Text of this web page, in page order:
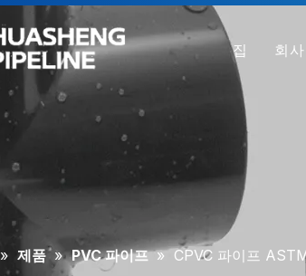
집 회
» 제품 » PVC 파이프 » CPVC 파이프